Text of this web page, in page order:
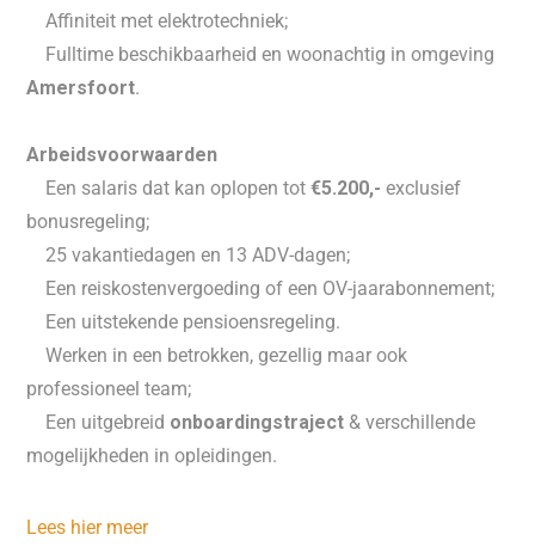
 Affiniteit met elektrotechniek;
 Fulltime beschikbaarheid en woonachtig in omgeving
Amersfoort.
Arbeidsvoorwaarden
 Een salaris dat kan oplopen tot€5.200,-exclusief
bonusregeling;
 25 vakantiedagen en 13 ADV-dagen;
 Een reiskostenvergoeding of een OV-jaarabonnement;
 Een uitstekende pensioensregeling.
 Werken in een betrokken, gezellig maar ook
professioneel team;
 Een uitgebreid onboardingstraject & verschillende
mogelijkheden in opleidingen.
Lees hier meer